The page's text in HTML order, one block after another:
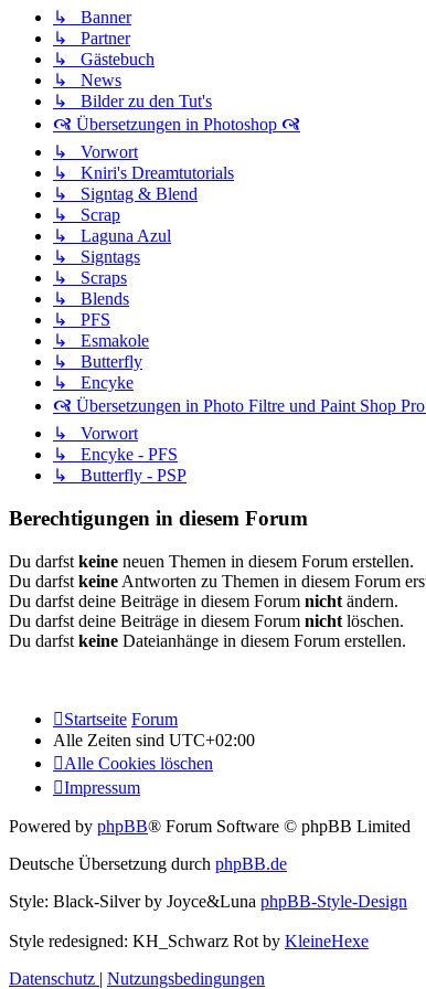
↳ Banner
↳ Partner
↳ Gästebuch
↳ News
↳ Bilder zu den Tut's
🙧 Übersetzungen in Photoshop 🙧
↳ Vorwort
↳ Kniri's Dreamtutorials
↳ Signtag & Blend
↳ Scrap
↳ Laguna Azul
↳ Signtags
↳ Scraps
↳ Blends
↳ PFS
↳ Esmakole
↳ Butterfly
↳ Encyke
🙧 Übersetzungen in Photo Filtre und Paint Shop
↳ Vorwort
↳ Encyke - PFS
↳ Butterfly - PSP
Berechtigungen in diesem Forum
Du darfst keine neuen Themen in diesem Forum erstellen.
Du darfst keine Antworten zu Themen in diesem Forum
Du darfst deine Beiträge in diesem Forum nicht ändern.
Du darfst deine Beiträge in diesem Forum nicht löschen.
Du darfst keine Dateianhänge in diesem Forum erstellen.
Startseite Forum
Alle Zeiten sind UTC+02:00
Alle Cookies löschen
Impressum
Powered by phpBB® Forum Software © phpBB Limited
Deutsche Übersetzung durch phpBB.de
Style: Black-Silver by Joyce&Luna phpBB-Style-Design
Style redesigned: KH_Schwarz Rot by KleineHexe
Datenschutz | Nutzungsbedingungen